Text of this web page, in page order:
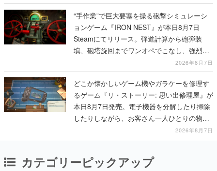
“手作業”で巨大要塞を操る砲撃シミュレーシ
ョンゲーム『IRON NEST』が本日8月7日
Steamにてリリース。弾道計算から砲弾装
填、砲塔旋回までワンオペでこなし、強烈な
一撃をブチかませるロマンある作品2026年8月7日
どこか懐かしいゲーム機やガラケーを修理す
るゲーム『リ・ストーリー: 思い出修理屋』が
本日8月7日発売。電子機器を分解したり掃除
したりしながら、お客さん一人ひとりの物語
2026年8月7日
カテゴリーピックアップ